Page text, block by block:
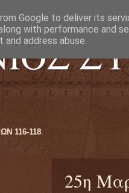
& ΚΥΡΙΑΚΗΣ ΛΙΟΣΙΩΝ 116-
25η
Google to deliver its
with performance and
address abuse.